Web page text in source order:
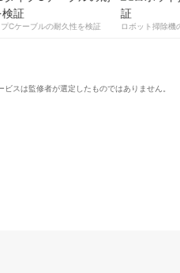
Cケーブルの耐久性を検証 ロボット掃除機の
スは監修者が選定したものではありません。